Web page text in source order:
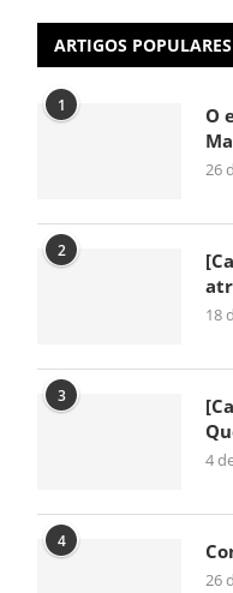
ARTIGOS POPULARES
1
O
26
2
18
3
4
4
26